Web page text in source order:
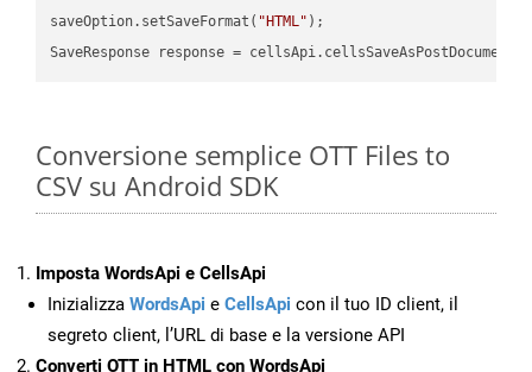
saveOption.setSaveFormat( "HTML" );
SaveResponse response =
Conversione semplice OTT Files to
CSV su Android SDK
Imposta WordsApi e CellsApi
Inizializza WordsApi e CellsApi con il tuo ID client, il
segreto client, l’URL di base e la versione API
Converti OTT in HTML con WordsApi